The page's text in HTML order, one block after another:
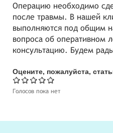
Операцию необходимо
после травмы. В нашей
выполняются под общим
вопроса об оперативном
консультацию. Будем
Оцените, пожалуйста,
Голосов пока нет